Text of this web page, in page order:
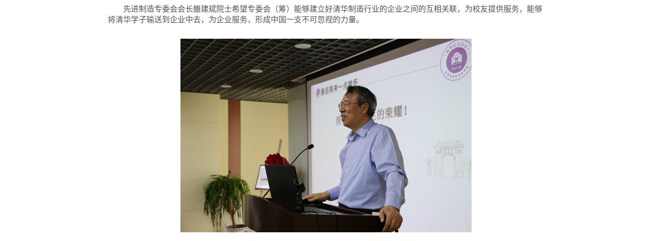
先进制造专委会会长雒建斌院士希望专委会（筹）能够建立好清华制造行业的企业之间的互相关联，为校友提供服务，能够
将清华学子输送到企业中去，为企业服务，形成中国一支不可忽视的力量。